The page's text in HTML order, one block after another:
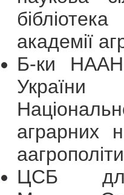
академії
Б-ки НААН
аграрних
ЦСБ